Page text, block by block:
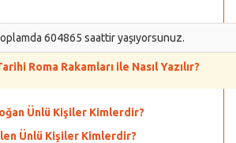
604865 saattir yaşıyorsunuz.
Roma Rakamları ile Nasıl Yazılır?
Ünlü Kişiler Kimlerdir?
Ünlü Kişiler Kimlerdir?